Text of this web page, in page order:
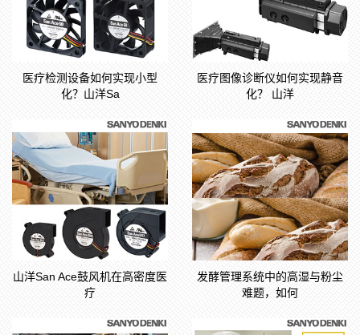
医疗检测设备如何实现小型
化？山洋Sa
医疗图像诊断仪如何实现静音
化？ 山洋
山洋San Ace鼓风机在高密度医
疗
发酵管理系统中的高湿与粉尘
难题，如何